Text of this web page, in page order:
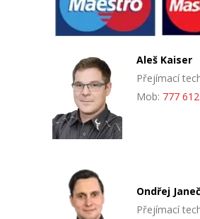
Aleš Kaiser
Přejímací
Mob: 777
Ondřej
Přejímací